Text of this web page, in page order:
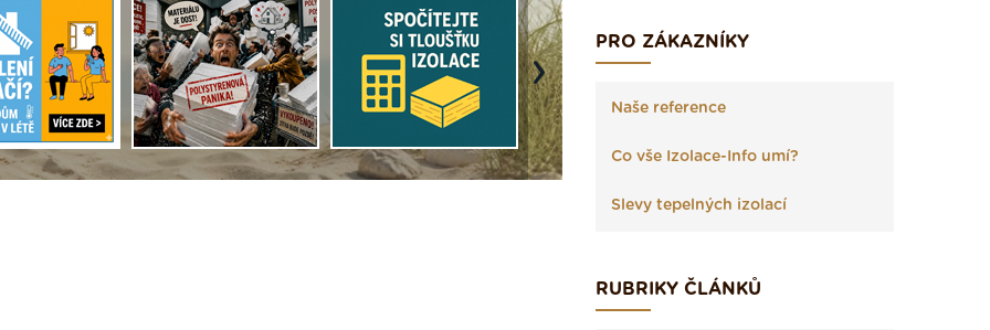
Next
PRO ZÁKAZNÍKY
Naše reference
Co vše Izolace-Info umí?
Slevy tepelných izolací
RUBRIKY ČLÁNKŮ